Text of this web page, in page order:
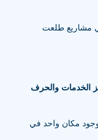
مشاريع طلعت
الخدمات والحرف
مكان واحد في